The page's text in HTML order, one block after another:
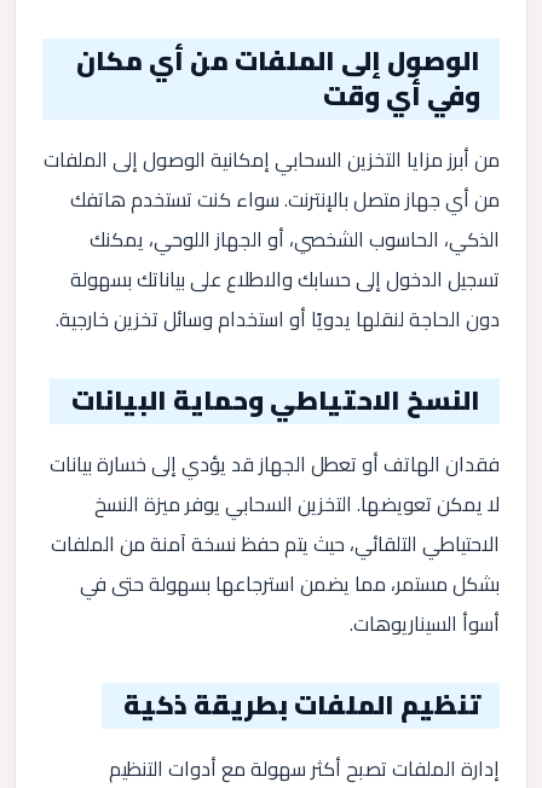
الوصول إلى الملفات من أي مكان
وفي أي وقت
من أبرز مزايا التخزين السحابي إمكانية الوصول إلى الملفات
من أي جهاز متصل بالإنترنت. سواء كنت تستخدم هاتفك
الذكي، الحاسوب الشخصي، أو الجهاز اللوحي، يمكنك
تسجيل الدخول إلى حسابك والاطلاع على بياناتك بسهولة
دون الحاجة لنقلها يدويًا أو استخدام وسائل تخزين خارجية.
النسخ الاحتياطي وحماية البيانات
فقدان الهاتف أو تعطل الجهاز قد يؤدي إلى خسارة بيانات
لا يمكن تعويضها. التخزين السحابي يوفر ميزة النسخ
الاحتياطي التلقائي، حيث يتم حفظ نسخة آمنة من الملفات
بشكل مستمر، مما يضمن استرجاعها بسهولة حتى في
أسوأ السيناريوهات.
تنظيم الملفات بطريقة ذكية
إدارة الملفات تصبح أكثر سهولة مع أدوات التنظيم